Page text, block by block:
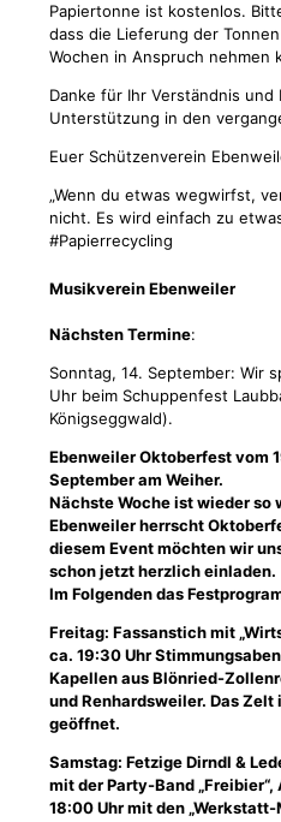
Papiertonne ist kostenlos.
dass die Lieferung der
Wochen in Anspruch nehmen
Danke für Ihr Verständnis
Unterstützung in den
Euer Schützenverein
„Wenn du etwas wegwirfst,
nicht. Es wird einfach zu etwas
#Papierrecycling
Musikverein Ebenweiler
Nächsten Termine:
Sonntag, 14. September: Wir
Uhr beim Schuppenfest
Königseggwald).
Ebenweiler Oktoberfest vom
September am Weiher.
Nächste Woche ist wieder so
Ebenweiler herrscht
diesem Event möchten wir
schon jetzt herzlich einladen.
Im Folgenden das
Freitag: Fassanstich mit
ca. 19:30 Uhr
Kapellen aus Blönried-
und Renhardsweiler. Das Zelt
geöffnet.
Samstag: Fetzige Dirndl &
mit der Party-Band
18:00 Uhr mit den „Werkstatt-